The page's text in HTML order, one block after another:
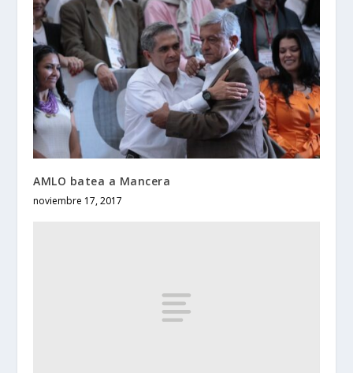
AMLO batea a Mancera
noviembre 17, 2017